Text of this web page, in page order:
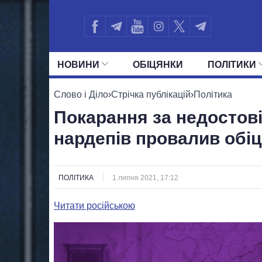
НОВИНИ ОБIЦЯНКИ ПОЛIТИКИ
УСІ ПОЛІТИКИ ПРЕЗИДЕНТ І ОФІС
Слово і Діло›Стрічка публікацій›Політика
Покарання за
нардепів провалив
ПОЛІТИКА 1 липня 2021, 17:12
Читати російською